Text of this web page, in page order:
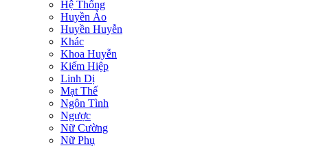
Hệ Thống
Huyền Ảo
Huyền Huyễn
Khác
Khoa Huyễn
Kiếm Hiệp
Linh Dị
Mạt Thế
Ngôn Tình
Ngược
Nữ Cường
Nữ Phụ